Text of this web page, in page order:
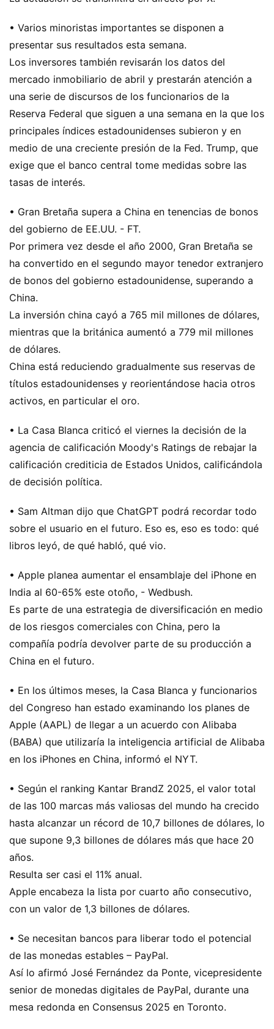
• Varios minoristas importantes se disponen a
presentar sus resultados esta semana.
Los inversores también revisarán los datos del
mercado inmobiliario de abril y prestarán atención a
una serie de discursos de los funcionarios de la
Reserva Federal que siguen a una semana en la que los
principales índices estadounidenses subieron y en
medio de una creciente presión de la Fed. Trump, que
exige que el banco central tome medidas sobre las
tasas de interés.
• Gran Bretaña supera a China en tenencias de bonos
del gobierno de EE.UU. - FT.
Por primera vez desde el año 2000, Gran Bretaña se
ha convertido en el segundo mayor tenedor extranjero
de bonos del gobierno estadounidense, superando a
China.
La inversión china cayó a 765 mil millones de dólares,
mientras que la británica aumentó a 779 mil millones
de dólares.
China está reduciendo gradualmente sus reservas de
títulos estadounidenses y reorientándose hacia otros
activos, en particular el oro.
• La Casa Blanca criticó el viernes la decisión de la
agencia de calificación Moody's Ratings de rebajar la
calificación crediticia de Estados Unidos, calificándola
de decisión política.
• Sam Altman dijo que ChatGPT podrá recordar todo
sobre el usuario en el futuro. Eso es, eso es todo: qué
libros leyó, de qué habló, qué vio.
• Apple planea aumentar el ensamblaje del iPhone en
India al 60-65% este otoño, - Wedbush.
Es parte de una estrategia de diversificación en medio
de los riesgos comerciales con China, pero la
compañía podría devolver parte de su producción a
China en el futuro.
• En los últimos meses, la Casa Blanca y funcionarios
del Congreso han estado examinando los planes de
Apple (AAPL) de llegar a un acuerdo con Alibaba
(BABA) que utilizaría la inteligencia artificial de Alibaba
en los iPhones en China, informó el NYT.
• Según el ranking Kantar BrandZ 2025, el valor total
de las 100 marcas más valiosas del mundo ha crecido
hasta alcanzar un récord de 10,7 billones de dólares, lo
que supone 9,3 billones de dólares más que hace 20
años.
Resulta ser casi el 11% anual.
Apple encabeza la lista por cuarto año consecutivo,
con un valor de 1,3 billones de dólares.
• Se necesitan bancos para liberar todo el potencial
de las monedas estables – PayPal.
Así lo afirmó José Fernández da Ponte, vicepresidente
senior de monedas digitales de PayPal, durante una
mesa redonda en Consensus 2025 en Toronto.